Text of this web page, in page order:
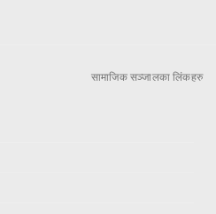
सामाजिक सञ्जालका लिंकहरु